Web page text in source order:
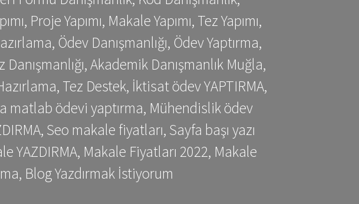
Proje Yapımı, Makale Yapımı, Tez Yapımı,
Ödev Danışmanlığı, Ödev Yaptırma,
Akademik Danışmanlık Muğla,
Tez Destek, İktisat ödev YAPTIRMA,
matlab ödevi yaptırma, Mühendislik ödev
Seo makale fiyatları, Sayfa başı yazı
YAZDIRMA, Makale Fiyatları 2022, Makale
Blog Yazdırmak İstiyorum